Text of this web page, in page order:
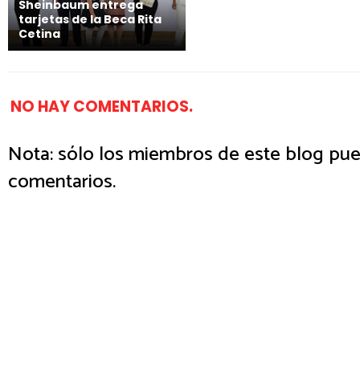
Sheinbaum entrega
tarjetas de la Beca Rita
Cetina
NO HAY COMENTARIOS.
Nota: sólo los miembros de este blog
comentarios.